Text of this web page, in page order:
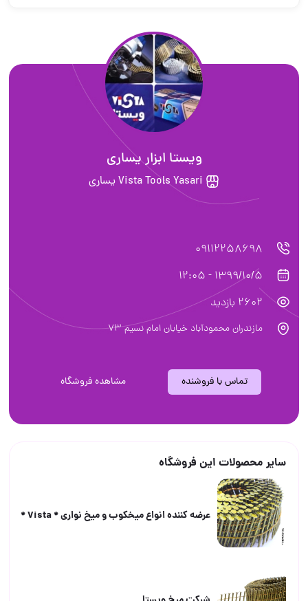
ويستا ابزار يسارى
Vista Tools Yasari يساري
09112258698
1399/10/5 - 12:05
2602 بازدید
مازندران محمودآباد خيابان امام نسيم ٧٣
تماس با فروشنده مشاهده فروشگاه
سایر محصولات این فروشگاه
عرضه كننده انواع ميخكوب و ميخ نوارى * Vista *